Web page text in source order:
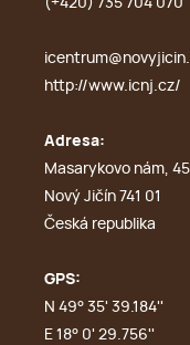
(+420) 735 704 070
http://www.icnj.cz/
Adresa:
Masarykovo nám,
Nový Jičín 741 01
Česká republika
GPS:
N 49° 35' 39.184''
E 18° 0' 29.756''